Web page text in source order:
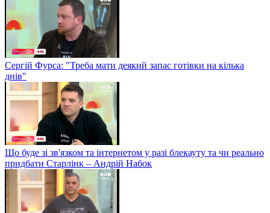
Сергій Фурса: "Треба мати деякий запас готівки на кілька
днів"
Що буде зі зв'язком та інтернетом у разі блекауту та чи реально
придбати Старлінк – Андрій Набок